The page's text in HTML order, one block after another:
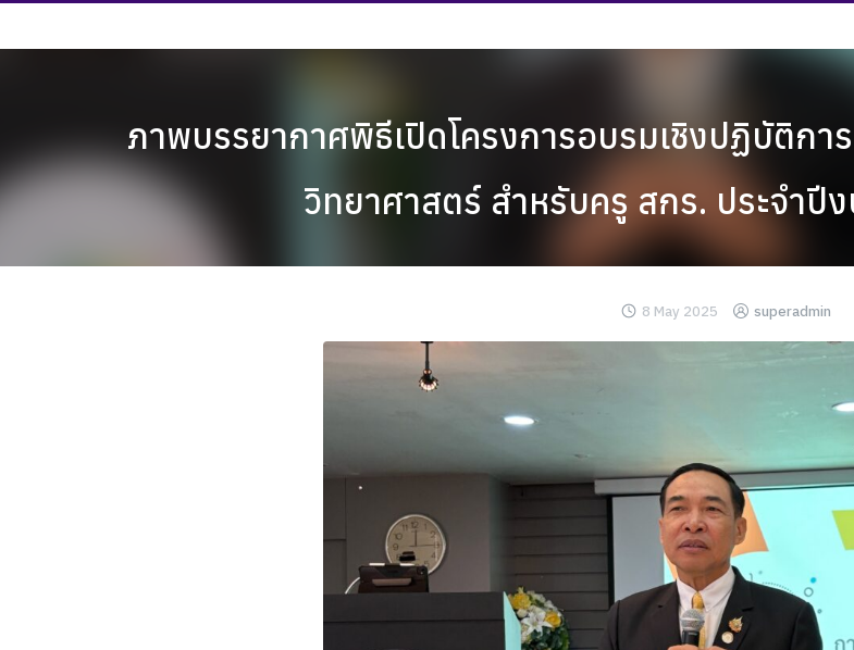
to
ภาพบรรยากาศพิธีเปิดโครงการอบรมเชิงปฏิบัติกา
วิทยาศาสตร์ สำหรับครู สกร. ประจำ
8 May 2025 superadmin